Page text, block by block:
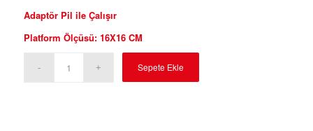
Adaptör Pil ile Çalışır
Platform Ölçüsü: 16X16 CM
Sepete Ekle